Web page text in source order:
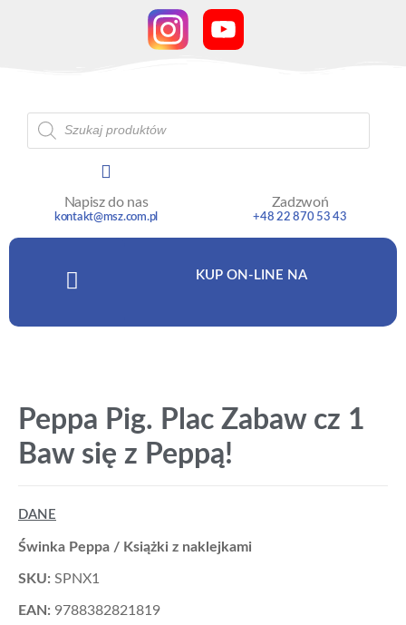
Napisz do nas
kontakt@msz.com.pl
Zadzwoń
+48 22 870 53 43
KUP ON-LINE NA
Peppa Pig. Plac Zabaw cz 1
Baw się z Peppą!
DANE
Świnka Peppa / Książki z naklejkami
SKU: SPNX1
EAN: 9788382821819